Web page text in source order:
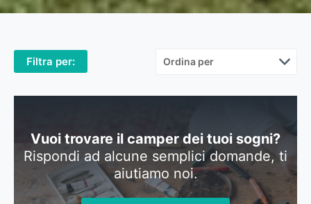
Filtra per:
Vuoi trovare il camper dei tuoi sogni?
Rispondi ad alcune semplici domande, ti
aiutiamo noi.